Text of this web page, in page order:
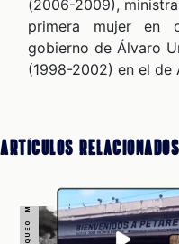
(2006-2009),
primera mujer en
gobierno de Álvaro
(1998-2002) en el de
Artículos Relacionados